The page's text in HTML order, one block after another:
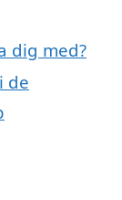
dig med?
de